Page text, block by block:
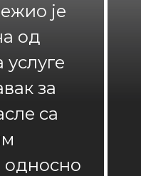
је
од
за
са
односно